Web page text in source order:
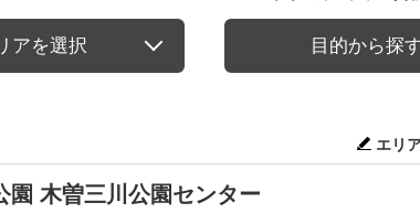
アを選択 目的から探
エリ
園 木曽三川公園センター